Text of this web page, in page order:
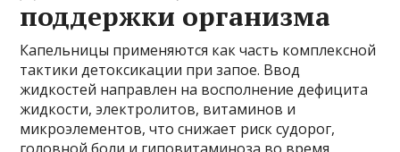
поддержки организма
Капельницы применяются как часть комплексной
тактики детоксикации при запое. Ввод
жидкостей направлен на восполнение дефицита
жидкости, электролитов, витаминов и
микроэлементов, что снижает риск судорог,